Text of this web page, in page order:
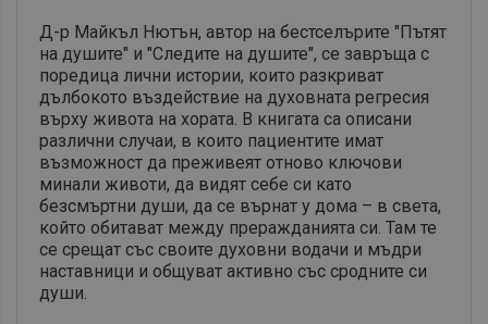
Д-р Майкъл Нютън, автор на бестселърите "Пътят
на душите" и "Следите на душите", се завръща с
поредица лични истории, които разкриват
дълбокото въздействие на духовната регресия
върху живота на хората. В книгата са описани
различни случаи, в които пациентите имат
възможност да преживеят отново ключови
минали животи, да видят себе си като
безсмъртни души, да се върнат у дома – в света,
който обитават между преражданията си. Там те
се срещат със своите духовни водачи и мъдри
наставници и общуват активно със сродните си
души.